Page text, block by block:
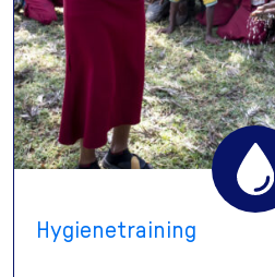
Hygienetraining